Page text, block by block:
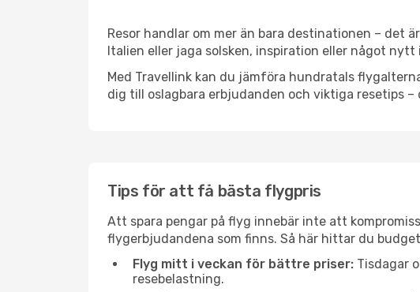
Resor handlar om mer än bara destinationen – det
Italien eller jaga solsken, inspiration eller något nytt
Med Travellink kan du jämföra hundratals
dig till oslagbara erbjudanden och viktiga resetips
Tips för att få bästa flygpris
Att spara pengar på flyg innebär inte att
flygerbjudandena som finns. Så här hittar du
Flyg mitt i veckan för bättre priser: Tisdagar
resebelastning.